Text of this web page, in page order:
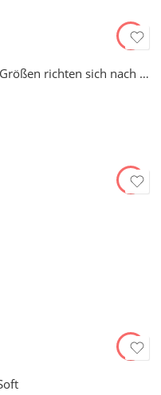
Bloch Tiffany Trikot mit Röckchen Größen richten sich nach Alter